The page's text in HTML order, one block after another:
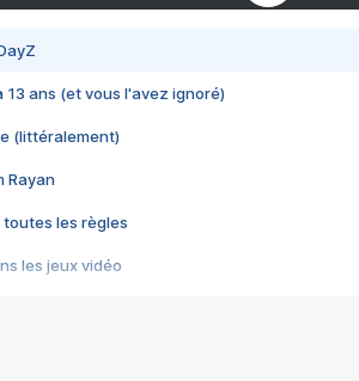
13 ans (et vous l'avez ignoré)
(littéralement)
Rayan
toutes les règles
les jeux vidéo